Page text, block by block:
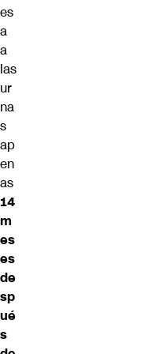
es
a
a
las
ur
na
s
ap
en
as
14
m
es
es
de
sp
ué
s